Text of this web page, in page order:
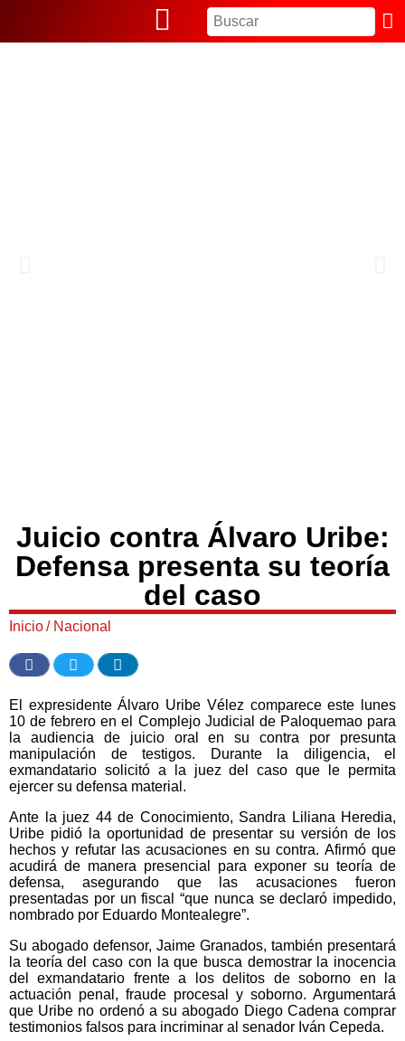
Juicio contra Álvaro Uribe:
Defensa presenta su teoría
del caso
Inicio/ Nacional
El expresidente Álvaro Uribe Vélez comparece este lunes
10 de febrero en el Complejo Judicial de Paloquemao para
la audiencia de juicio oral en su contra por presunta
manipulación de testigos. Durante la diligencia, el
exmandatario solicitó a la juez del caso que le permita
ejercer su defensa material.
Ante la juez 44 de Conocimiento, Sandra Liliana Heredia,
Uribe pidió la oportunidad de presentar su versión de los
hechos y refutar las acusaciones en su contra. Afirmó que
acudirá de manera presencial para exponer su teoría de
defensa, asegurando que las acusaciones fueron
presentadas por un fiscal “que nunca se declaró impedido,
nombrado por Eduardo Montealegre”.
Su abogado defensor, Jaime Granados, también presentará
la teoría del caso con la que busca demostrar la inocencia
del exmandatario frente a los delitos de soborno en la
actuación penal, fraude procesal y soborno. Argumentará
que Uribe no ordenó a su abogado Diego Cadena comprar
testimonios falsos para incriminar al senador Iván Cepeda.